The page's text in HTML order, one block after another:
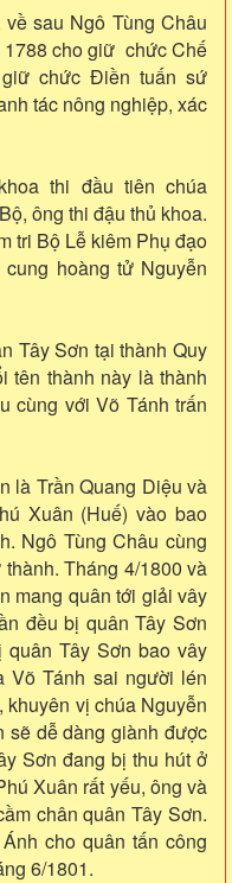
sau Ngô Tùng Châu
cho giữ chức Chế
chức Điền tuấn sứ
tác nông nghiệp, xác
thi đầu tiên chúa
ông thi đậu thủ khoa.
tri Bộ Lễ kiêm Phụ đạo
hoàng tử Nguyễn
Tây Sơn tại thành Quy
tên thành này là thành
cùng với Võ Tánh trấn
là Trần Quang Diệu và
Xuân (Huế) vào bao
Ngô Tùng Châu cùng
Tháng 4/1800 và
mang quân tới giải vây
đều bị quân Tây Sơn
Tây Sơn bao vây
Võ Tánh sai người lén
khuyên vị chúa Nguyễn
sẽ dễ dàng giành được
Sơn đang bị thu hút ở
Xuân rất yếu, ông và
chân quân Tây Sơn.
cho quân tấn công
6/1801.